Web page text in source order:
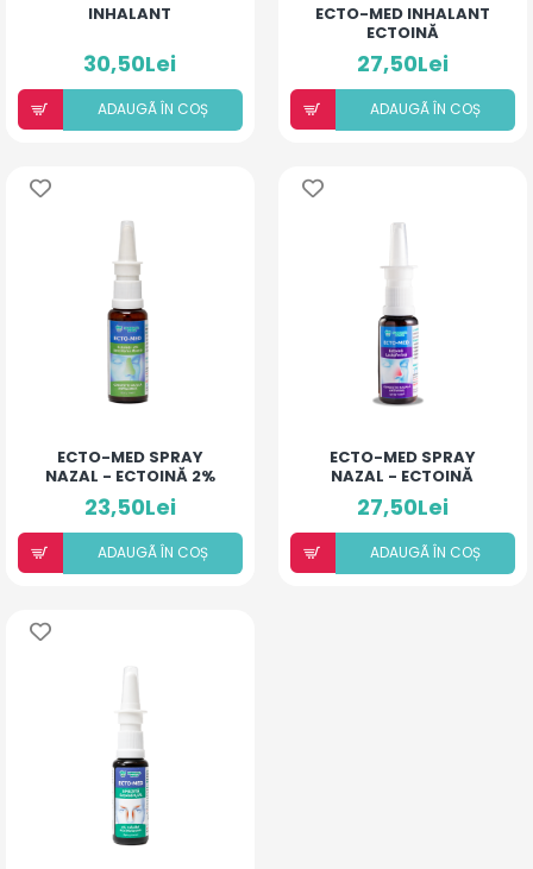
INHALANT
30,50Lei
ADAUGÃ ÎN COȘ
ECTO-MED INHALANT
ECTOINĂ
27,50Lei
ADAUGÃ ÎN COȘ
ECTO-MED SPRAY
NAZAL - ECTOINĂ 2%
23,50Lei
ADAUGÃ ÎN COȘ
ECTO-MED SPRAY
NAZAL - ECTOINĂ
LACTOFERINĂ
27,50Lei
ADAUGÃ ÎN COȘ